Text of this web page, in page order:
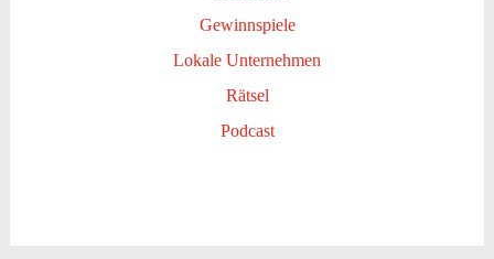
Gewinnspiele
Lokale Unternehmen
Rätsel
Podcast